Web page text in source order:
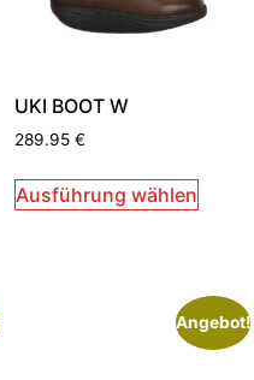
UKI BOOT W
289.95 €
Ausführung wählen
Angebot!